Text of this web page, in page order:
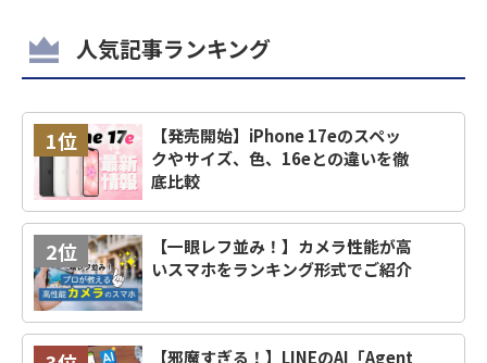
人気記事ランキング
1位
【発売開始】iPhone 17eのスペッ
クやサイズ、色、16eとの違いを徹
底比較
2位
【一眼レフ並み！】カメラ性能が高
いスマホをランキング形式でご紹介
【邪魔すぎる！】LINEのAI「Agent